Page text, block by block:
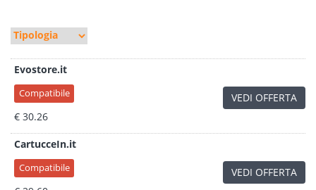
Evostore.it
Compatibile
€ 30.26
VEDI OFFERTA
CartucceIn.it
Compatibile VEDI OFFERTA